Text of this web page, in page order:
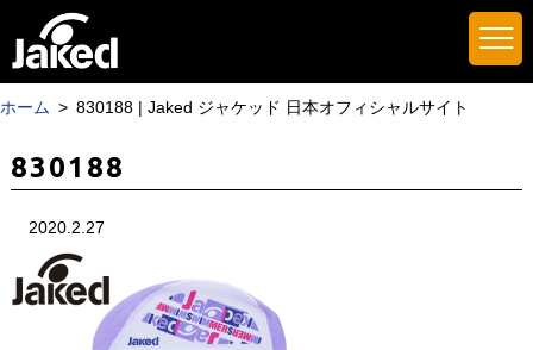
ホーム 830188 | Jaked ジャケッド 日本オフィシャルサイト
830188
2020.2.27